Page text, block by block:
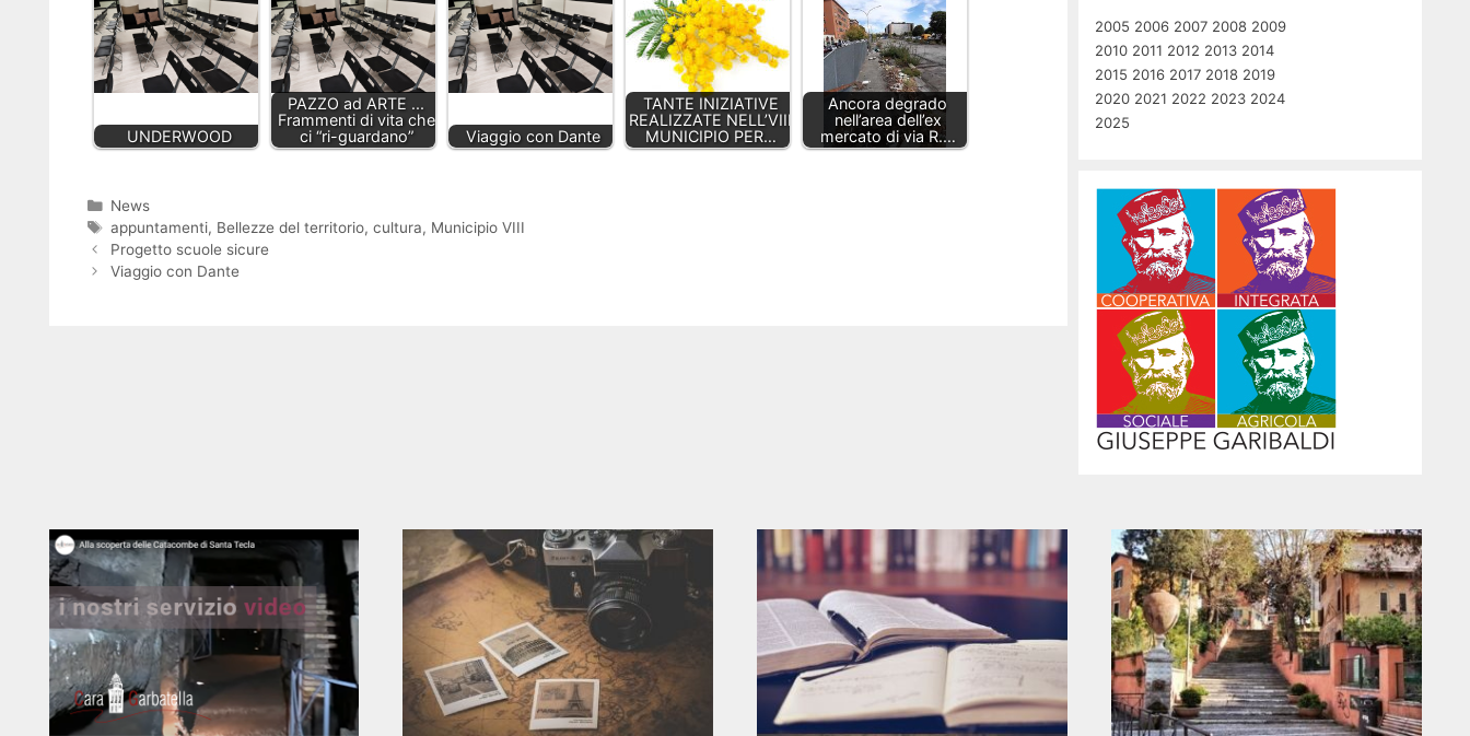
UNDERWOOD
PAZZO ad ARTE ...
Frammenti di vita che
ci “ri-guardano”
Viaggio con Dante
TANTE INIZIATIVE
REALIZZATE NELL’VIII
MUNICIPIO PER…
Ancora degrado
nell’area dell’ex
mercato di via R.…
Categorie
News
Tag
appuntamenti, Bellezze del territorio, cultura, Municipio VIII
Progetto scuole sicure
Viaggio con Dante
2005 2006 2007 2008 2009
2010 2011 2012 2013 2014
2015 2016 2017 2018 2019
2020 2021 2022 2023 2024
2025